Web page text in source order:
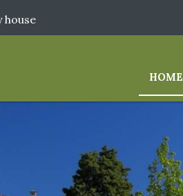
house
HOME